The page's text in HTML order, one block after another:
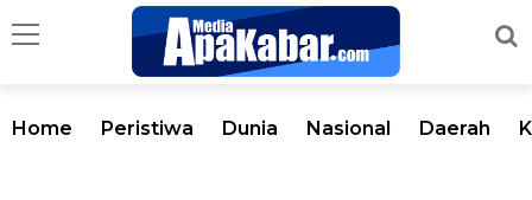
Home Peristiwa Dunia Nasional Daerah